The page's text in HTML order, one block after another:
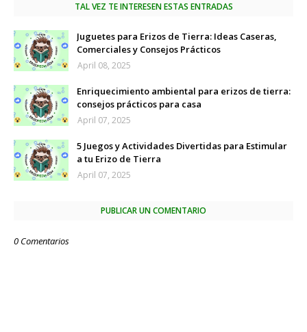
TAL VEZ TE INTERESEN ESTAS ENTRADAS
Juguetes para Erizos de Tierra: Ideas Caseras,
Comerciales y Consejos Prácticos
April 08, 2025
Enriquecimiento ambiental para erizos de tierra:
consejos prácticos para casa
April 07, 2025
5 Juegos y Actividades Divertidas para Estimular
a tu Erizo de Tierra
April 07, 2025
PUBLICAR UN COMENTARIO
0 Comentarios